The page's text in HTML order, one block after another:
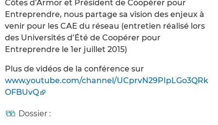
Côtes d’Armor et Président de Coopérer pour
Entreprendre, nous partage sa vision des enjeux à
venir pour les CAE du réseau (entretien réalisé lors
des Universités d’Été de Coopérer pour
Entreprendre le 1er juillet 2015)
Plus de vidéos de la conférence sur
www.youtube.com/channel/UCprvN29PIpLGo3QRk
OFBUvQ
Dossier :